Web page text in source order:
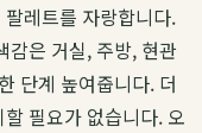
레트를 자랑합니다.
감은 거실, 주방, 현관
단계 높여줍니다. 더
필요가 없습니다. 오